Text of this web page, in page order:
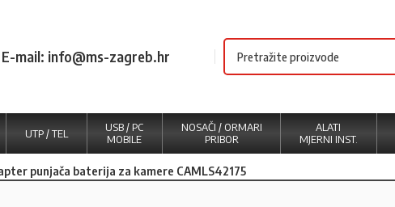
E-mail: info@ms-zagreb.hr
UTP / TEL
USB / PC
MOBILE
NOSAČI / ORMARI
PRIBOR
ALATI
MJERNI INST.
punjača baterija za kamere CAMLS42175